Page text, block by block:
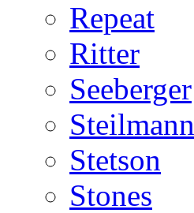
Repeat
Ritter
Seeberger
Steilmann
Stetson
Stones